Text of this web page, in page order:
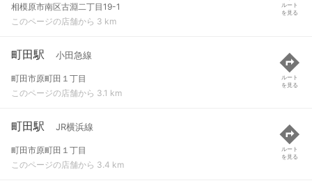
相模原市南区古淵二丁目19-1
このページの店舗から 3 km
ルート
を見る
町田駅 小田急線
町田市原町田１丁目
このページの店舗から 3.1 km
ルート
を見る
町田駅 JR横浜線
町田市原町田１丁目
このページの店舗から 3.4 km
ルート
を見る